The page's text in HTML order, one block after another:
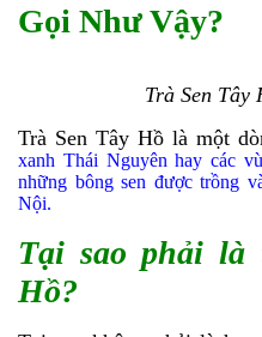
Gọi Như Vậy?
Trà Sen Tây
Trà Sen Tây Hồ là một
xanh Thái Nguyên hay các
những bông sen được trồng
Nội.
Tại sao phải là
Hồ?